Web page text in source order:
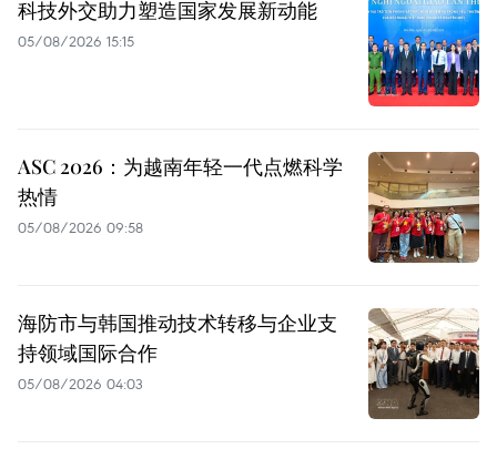
科技外交助力塑造国家发展新动能
05/08/2026 15:15
ASC 2026：为越南年轻一代点燃科学
热情
05/08/2026 09:58
海防市与韩国推动技术转移与企业支
持领域国际合作
05/08/2026 04:03